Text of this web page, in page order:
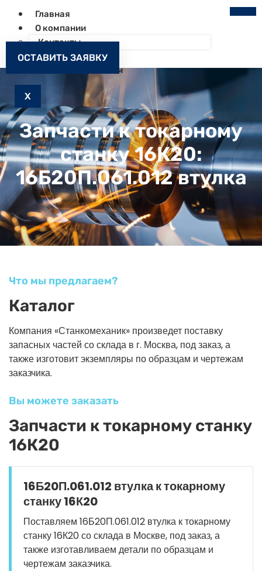
Главная
О компании
Контакты
Как заказать
Запчасти к станкам
X
ОСТАВИТЬ ЗАЯВКУ
Запчасти к токарному
станку 16К20:
16Б20П.061.012 втулка
Что мы предлагаем?
Каталог
Компания «Станкомеханик» произведет поставку
запасных частей со склада в г. Москва, под заказ, а
также изготовит экземпляры по образцам и чертежам
заказчика.
Вы можете заказать
Запчасти к токарному станку
16К20
16Б20П.061.012 втулка к токарному
станку 16К20
Поставляем 16Б20П.061.012 втулка к токарному
станку 16К20 со склада в Москве, под заказ, а
также изготавливаем детали по образцам и
чертежам заказчика.